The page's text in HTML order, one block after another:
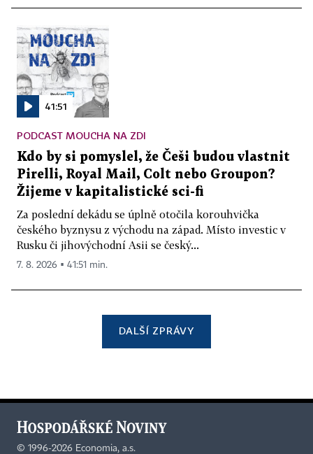
41:51
PODCAST MOUCHA NA ZDI
Kdo by si pomyslel, že Češi budou vlastnit
Pirelli, Royal Mail, Colt nebo Groupon?
Žijeme v kapitalistické sci-fi
Za poslední dekádu se úplně otočila korouhvička
českého byznysu z východu na západ. Místo investic v
Rusku či jihovýchodní Asii se český...
7. 8. 2026 ▪ 41:51 min.
DALŠÍ ZPRÁVY
© 1996-2026 Economia, a.s.